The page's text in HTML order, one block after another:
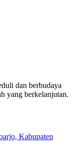
dan berbudaya
yang berkelanjutan.
Kabupaten